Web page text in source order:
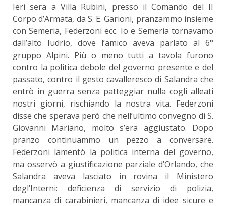
Ieri sera a Villa Rubini, presso il Comando del II
Corpo d’Armata, da S. E. Garioni, pranzammo insieme
con Semeria, Federzoni ecc. Io e Semeria tornavamo
dall’alto Iudrio, dove l’amico aveva parlato al 6°
gruppo Alpini. Più o meno tutti a tavola furono
contro la politica debole del governo presente e del
passato, contro il gesto cavalleresco di Salandra che
entrò in guerra senza patteggiar nulla cogli alleati
nostri giorni, rischiando la nostra vita. Federzoni
disse che sperava però che nell’ultimo convegno di S.
Giovanni Mariano, molto s’era aggiustato. Dopo
pranzo continuammo un pezzo a conversare.
Federzoni lamentò la politica interna del governo,
ma osservò a giustificazione parziale d’Orlando, che
Salandra aveva lasciato in rovina il Ministero
degl’Interni: deficienza di servizio di polizia,
mancanza di carabinieri, mancanza di idee sicure e